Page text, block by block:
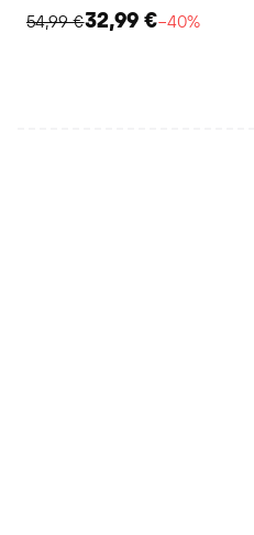
54,99 €32,99 €−40%